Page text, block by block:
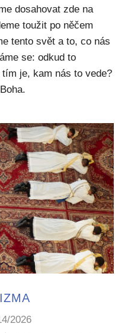
dosahovat zde na
toužit po něčem
tento svět a to, co nás
se: odkud to
je, kam nás to vede?
2026